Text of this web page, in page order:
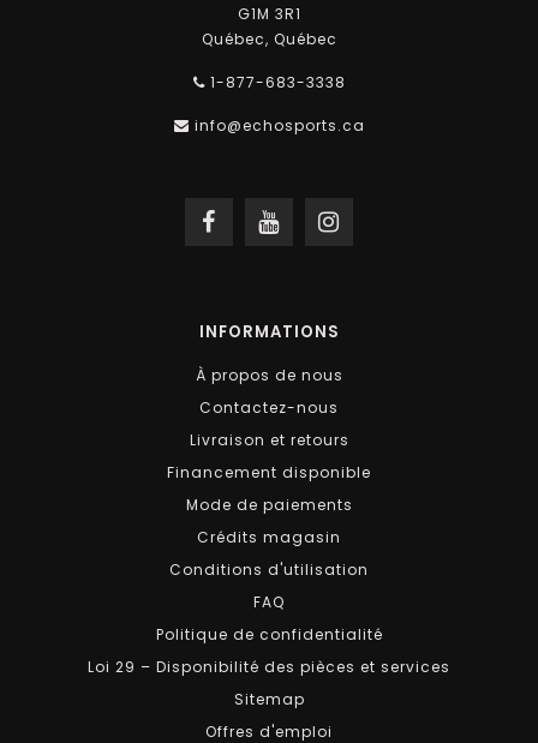
G1M 3R1
Québec, Québec
1-877-683-3338
info@echosports.ca
INFORMATIONS
À propos de nous
Contactez-nous
Livraison et retours
Financement disponible
Mode de paiements
Crédits magasin
Conditions d'utilisation
FAQ
Politique de confidentialité
Loi 29 – Disponibilité des pièces et services
Sitemap
Offres d'emploi